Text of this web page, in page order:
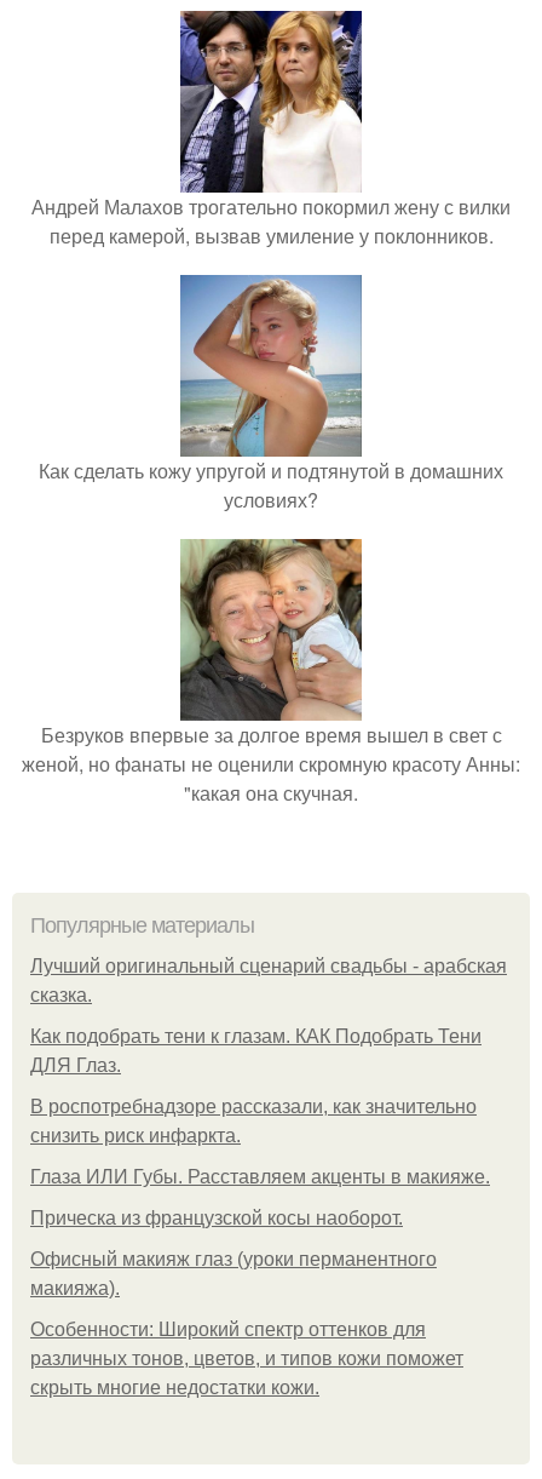
Андрей Малахов трогательно покормил жену с вилки
перед камерой, вызвав умиление у поклонников.
Как сделать кожу упругой и подтянутой в домашних
условиях?
Безруков впервые за долгое время вышел в свет с
женой, но фанаты не оценили скромную красоту Анны:
"какая она скучная.
Популярные материалы
Лучший оригинальный сценарий свадьбы - арабская
сказка.
Как подобрать тени к глазам. КАК Подобрать Тени
ДЛЯ Глаз.
В роспотребнадзоре рассказали, как значительно
снизить риск инфаркта.
Глаза ИЛИ Губы. Расставляем акценты в макияже.
Прическа из французской косы наоборот.
Офисный макияж глаз (уроки перманентного
макияжа).
Особенности: Широкий спектр оттенков для
различных тонов, цветов, и типов кожи поможет
скрыть многие недостатки кожи.